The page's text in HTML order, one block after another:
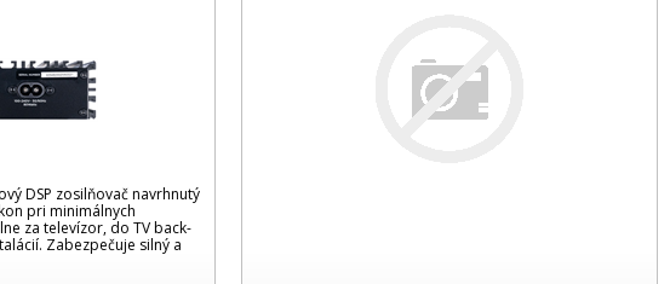
DSP zosilňovač navrhnutý
pri minimálnych
za televízor, do TV back-
Zabezpečuje silný a